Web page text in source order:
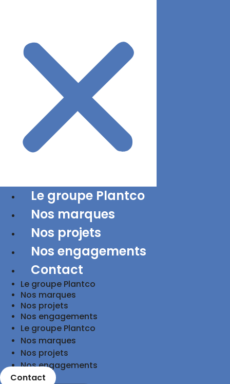
Le groupe Plantco
Nos marques
Nos projets
Nos engagements
Contact
Le groupe Plantco
Nos marques
Nos projets
Nos engagements
Le groupe Plantco
Nos marques
Nos projets
Nos engagements
Contact